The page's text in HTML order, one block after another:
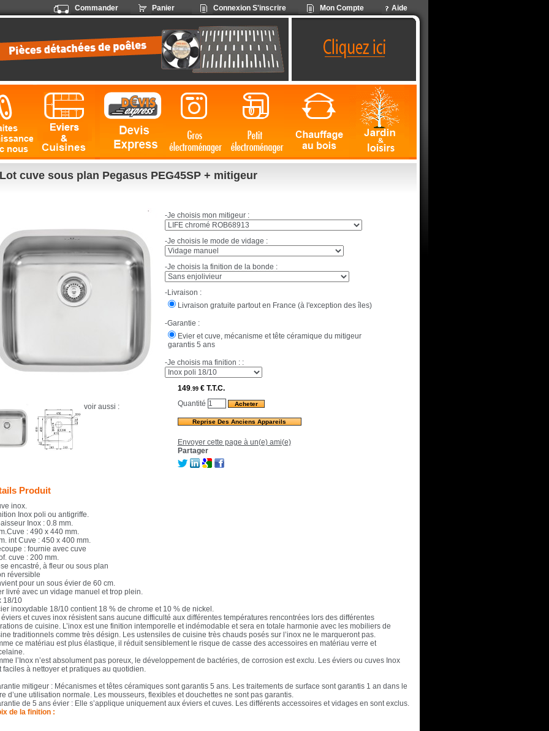
Aide
Mon Compte
Connexion S'inscrire
Panier
Commander
cuve sous plan Pegasus PEG45SP + mitigeur
voir aussi :
-Je choisis mon mitigeur :
-Je choisis le mode de vidage :
-Je choisis la finition de la bonde :
-Livraison :
Livraison gratuite partout en France (à l'exception des îles)
-Garantie :
Evier et cuve, mécanisme et tête céramique du mitigeur
garantis 5 ans
-Je choisis ma finition : :
149.99€ T.T.C.
Quantité
Reprise Des Anciens Appareils
Envoyer cette page à un(e) ami(e)
Partager
Produit
inox.
Inox poli ou antigriffe.
Inox : 0.8 mm.
: 490 x 440 mm.
int Cuve : 450 x 400 mm.
: fournie avec cuve
cuve : 200 mm.
encastré, à fleur ou sous plan
réversible
pour un sous évier de 60 cm.
livré avec un vidage manuel et trop plein.
18/10
inoxydable 18/10 contient 18 % de chrome et 10 % de nickel.
et cuves inox résistent sans aucune difficulté aux différentes températures rencontrées lors des différentes
de cuisine. L’inox est une finition intemporelle et indémodable et sera en totale harmonie avec les mobiliers de
traditionnels comme très désign. Les ustensiles de cuisine très chauds posés sur l’inox ne le marqueront pas.
ce matériau est plus élastique, il réduit sensiblement le risque de casse des accessoires en matériau verre et
l’Inox n’est absolument pas poreux, le développement de bactéries, de corrosion est exclu. Les éviers ou cuves Inox
faciles à nettoyer et pratiques au quotidien.
mitigeur : Mécanismes et têtes céramiques sont garantis 5 ans. Les traitements de surface sont garantis 1 an dans le
d’une utilisation normale. Les mousseurs, flexibles et douchettes ne sont pas garantis.
de 5 ans évier : Elle s’applique uniquement aux éviers et cuves. Les différents accessoires et vidages en sont exclus.
de la finition :